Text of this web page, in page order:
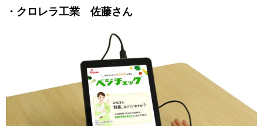
・クロレラ工業 佐藤さん